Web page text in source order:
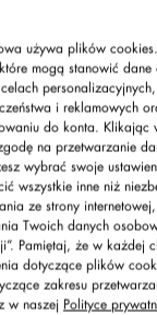
używa plików
mogą stanowić dane
i reklamowych
do konta. Klikając
na przetwarzanie
wybrać swoje
wszystkie inne niż
ze strony
Twoich danych
Pamiętaj, że w każdej
dotyczące plików
zakresu
w naszej Polityce
Pawłowski,
Tittenbrun; srebro –
Tadeusz
Marianna Oracka,
Kuźma, Hubert
brąz – Zofia
Gabriela
Żołnowska,
startujących!